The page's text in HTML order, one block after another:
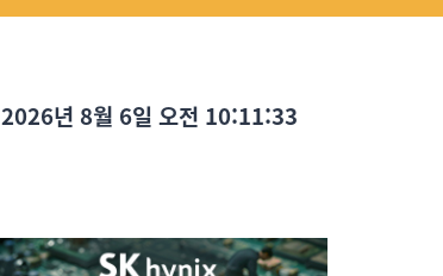
2026년 8월 6일 오전 10:11:35